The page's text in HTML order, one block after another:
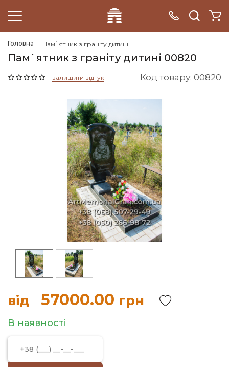
Головна Пам`ятник з граніту дитині
Пам`ятник з граніту дитині 00820
залишити відгук Код товару: 00820
від 57000.00 грн
В наявності